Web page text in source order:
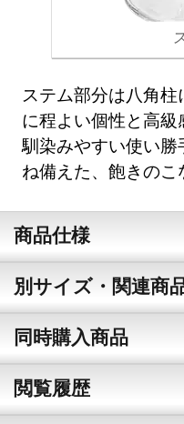
ステム部分は八角
に程よい個性と高
馴染みやすい使い
ね備えた、飽きのこ
商品仕様
別サイズ・関連商
同時購入商品
閲覧履歴